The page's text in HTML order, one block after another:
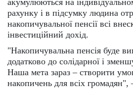
рахунку і в підсумку людина
накопичувальної пенсії всі
інвестиційний дохід.
"Накопичувальна пенсія буде
додатково до солідарної і
Наша мета зараз – створити
накопичень для всіх громадян",